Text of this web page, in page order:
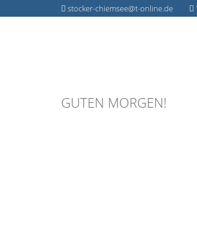
stocker-chiemsee@t-online.de
GUTEN MORGEN!